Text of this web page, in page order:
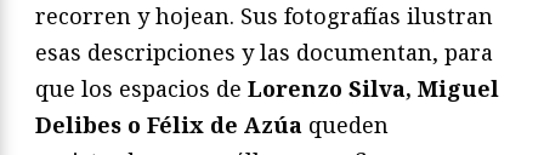
recorren y hojean. Sus fotografías ilustran
esas descripciones y las documentan, para
que los espacios de Lorenzo Silva, Miguel
Delibes o Félix de Azúa queden